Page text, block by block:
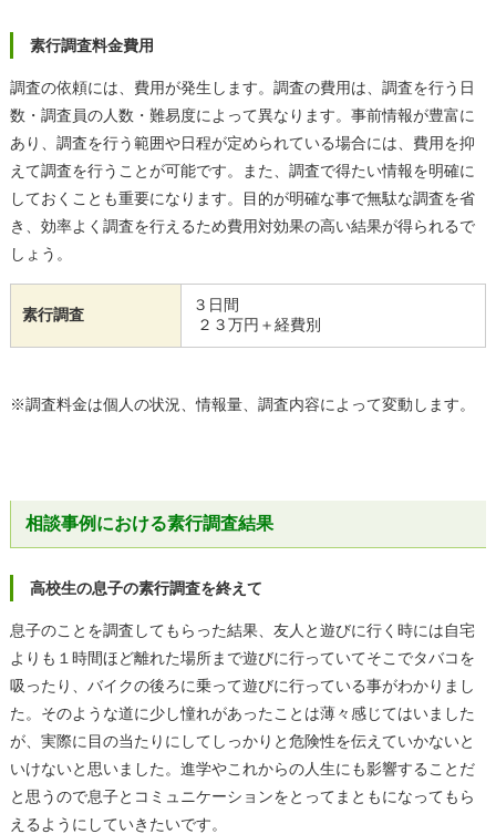
素行調査料金費用
調査の依頼には、費用が発生します。調査の費用は、調査を行う日
数・調査員の人数・難易度によって異なります。事前情報が豊富に
あり、調査を行う範囲や日程が定められている場合には、費用を抑
えて調査を行うことが可能です。また、調査で得たい情報を明確に
しておくことも重要になります。目的が明確な事で無駄な調査を省
き、効率よく調査を行えるため費用対効果の高い結果が得られるで
しょう。
素行調査
３日間
２３万円＋経費別
※調査料金は個人の状況、情報量、調査内容によって変動します。
相談事例における素行調査結果
高校生の息子の素行調査を終えて
息子のことを調査してもらった結果、友人と遊びに行く時には自宅
よりも１時間ほど離れた場所まで遊びに行っていてそこでタバコを
吸ったり、バイクの後ろに乗って遊びに行っている事がわかりまし
た。そのような道に少し憧れがあったことは薄々感じてはいました
が、実際に目の当たりにしてしっかりと危険性を伝えていかないと
いけないと思いました。進学やこれからの人生にも影響することだ
と思うので息子とコミュニケーションをとってまともになってもら
えるようにしていきたいです。